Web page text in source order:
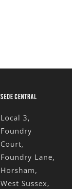
SEDE CENTRAL
Local 3,
Foundry
Court,
Foundry Lane,
Horsham,
West Sussex,